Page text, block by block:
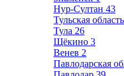
Нур-Султан 43
Тульская область
Тула 26
Щёкино 3
Венев 2
Павлодарская